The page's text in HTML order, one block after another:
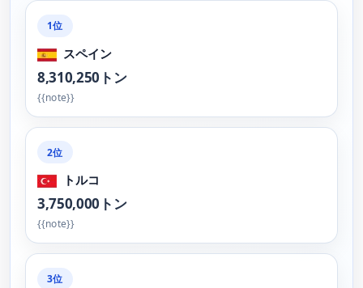
1位
スペイン
8,310,250トン
{{note}}
2位
トルコ
3,750,000トン
{{note}}
3位